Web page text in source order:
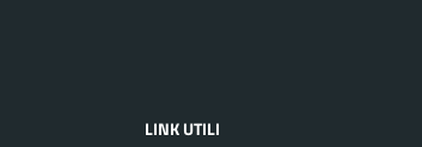
LINK UTILI